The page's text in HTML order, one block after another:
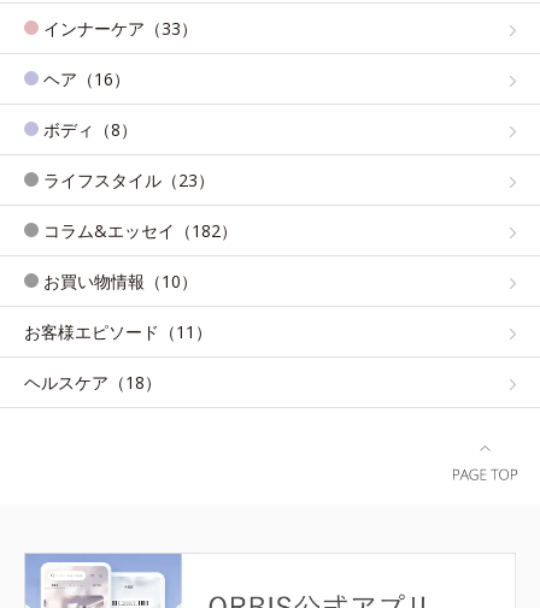
インナーケア（33）
ヘア（16）
ボディ（8）
ライフスタイル（23）
コラム&エッセイ（182）
お買い物情報（10）
お客様エピソード（11）
ヘルスケア（18）